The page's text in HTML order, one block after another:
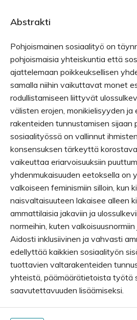
Abstrakti
Pohjoismainen sosiaalityö on
pohjoismaisia yhteiskuntia että
ajattelemaan poikkeuksellisen
samalla niihin vaikuttavat monet
rodullistamiseen liittyvät
välisten erojen, monikielisyyden ja
rakenteiden tunnustamisen sijaan
sosiaalityössä on vallinnut
konsensuksen tärkeyttä
vaikeuttaa eriarvoisuuksiin
yhdenmukaisuuden eetoksella on
valkoiseen feminismiin silloin, kun
naisvaltaisuuteen lakaisee alleen
ammattilaisia jakaviin ja
normeihin, kuten
Aidosti inklusiivinen ja vahvasti
edellyttää kaikkien sosiaalityön
tuottavien valtarakenteiden
yhteistä, päämäärätietoista työtä
saavutettavuuden lisäämiseksi.